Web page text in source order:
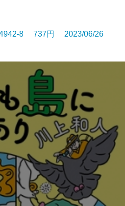
8 737円 2023/06/26